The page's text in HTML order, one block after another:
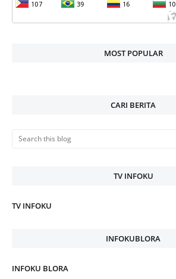
MOST POPULAR
CARI BERITA
TV INFOKU
TV INFOKU
INFOKUBLORA
INFOKU BLORA